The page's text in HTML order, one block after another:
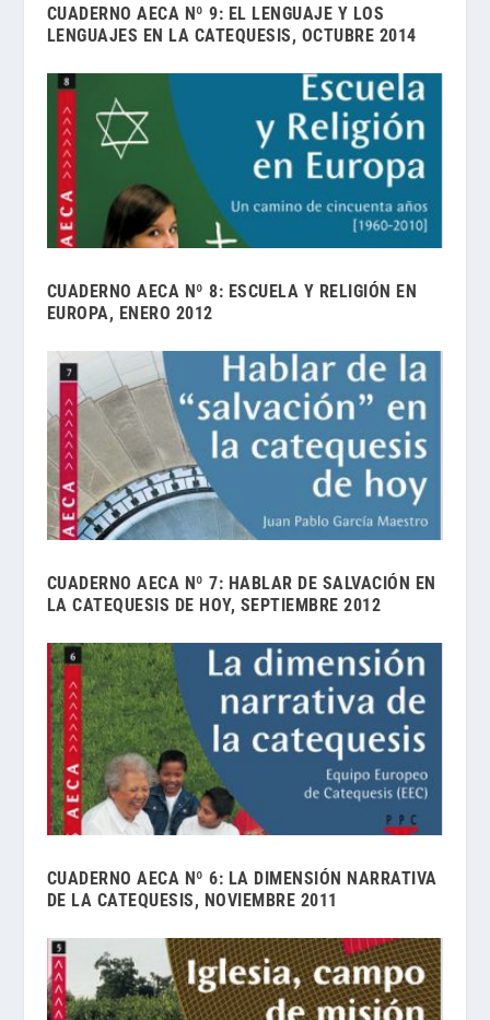
CUADERNO AECA Nº 9: EL LENGUAJE Y LOS
LENGUAJES EN LA CATEQUESIS, OCTUBRE 2014
CUADERNO AECA Nº 8: ESCUELA Y RELIGIÓN EN
EUROPA, ENERO 2012
CUADERNO AECA Nº 7: HABLAR DE SALVACIÓN EN
LA CATEQUESIS DE HOY, SEPTIEMBRE 2012
CUADERNO AECA Nº 6: LA DIMENSIÓN NARRATIVA
DE LA CATEQUESIS, NOVIEMBRE 2011